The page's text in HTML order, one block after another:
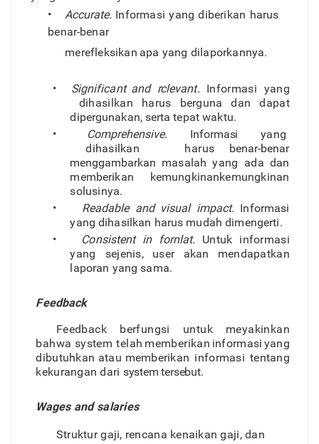
•
Accurate. Informasi yang diberikan harus
benar-benar
merefleksikan apa yang dilaporkannya.
• Significant and rclevant. Informasi yang
dihasilkan harus berguna dan dapat
dipergunakan, sertatepat waktu.
•
Comprehensive. Informasiyang
dihasilkan harus benar-benar
menggambarkan masalah yang ada dan
memberikan kemungkinankemungkinan
solusinya.
•
Readable and visual impact. Informasi
yang dihasilkan harus mudah dimengerti.
•
Consistent in fornlat. Untuk informasi
yang sejenis, user akan mendapatkan
laporan yang sama.
Feedback
Feedback berfungsi untuk meyakinkan
bahwa system telah memberikan informasi yang
dibutuhkan atau memberikan informasi tentang
kekurangan dari system tersebut.
Wages and salaries
Struktur gaji, rencana kenaikan gaji, dan